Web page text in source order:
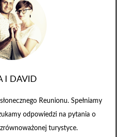
I DAVID
Reunionu. Spełniamy
odpowiedzi na pytania o
turystyce.